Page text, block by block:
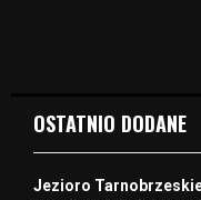
OSTATNIO DODANE
Jezioro